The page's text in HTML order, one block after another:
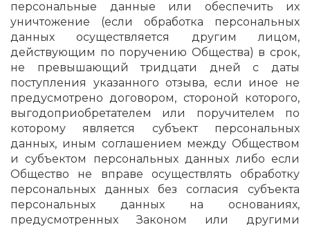
персональные данные или обеспечить их
уничтожение (если обработка персональных
данных осуществляется другим лицом,
действующим по поручению Общества) в срок,
не превышающий тридцати дней с даты
поступления указанного отзыва, если иное не
предусмотрено договором, стороной которого,
выгодоприобретателем или поручителем по
которому является субъект персональных
данных, иным соглашением между Обществом
и субъектом персональных данных либо если
Общество не вправе осуществлять обработку
персональных данных без согласия субъекта
персональных данных на основаниях,
предусмотренных Законом или другими